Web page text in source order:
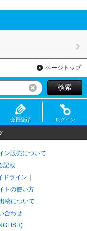
ページトップ
リセット検索
会員登録 ログイン
ン販売について
記載
ドライン
トの使い方
稿について
合わせ